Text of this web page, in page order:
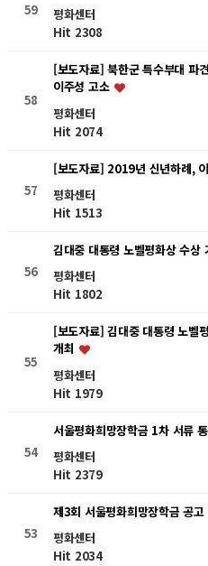
59
평화센터
Hit 2308
58
[보도자료] 북한군 특수부대 파
이주성 고소
평화센터
Hit 2074
57
[보도자료] 2019년 신년하례,
평화센터
Hit 1513
56
김대중 대통령 노벨평화상 수상
평화센터
Hit 1802
55
[보도자료] 김대중 대통령 노벨
개최
평화센터
Hit 1979
54
서울평화희망장학금 1차 서류
평화센터
Hit 2379
53
제3회 서울평화희망장학금 공
평화센터
Hit 2034